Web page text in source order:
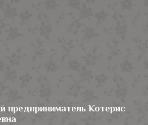
предприниматель Котерис